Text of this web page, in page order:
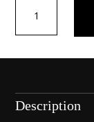
Ensemble
de
coton
Description